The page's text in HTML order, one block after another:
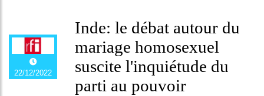
22/12/2022
Inde: le débat autour du
mariage homosexuel
suscite l'inquiétude du
parti au pouvoir